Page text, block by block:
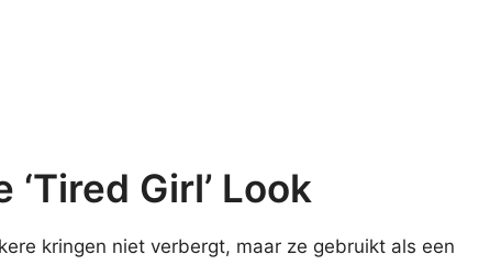
Girl’ Look
kringen niet verbergt, maar ze gebruikt als een